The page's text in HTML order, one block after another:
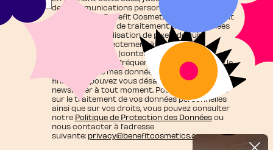
des communications personnalisées et
exclusives de Benefit Cosmetics qui agit en tant
que responsable de traitement de vos données
et j'autorise l'utilisation de pixels de suivi
contribuant directement à cette
personnalisation (contenu adapté à mes
centres d'intérêt, fréquence d'envoi), ainsi que le
traitement de mes données personnelles à ces
fins. Vous pouvez vous désabonner de la
newsletter à tout moment. Pour en savoir plus
sur le traitement de vos données personnelles
ainsi que sur vos droits, vous pouvez consulter
notre Politique de Protection des Donnéesou
nous contacter à l’adresse
suivante: privacy@benefitcosmetics.com